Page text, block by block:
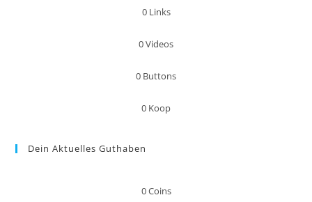
0 Links
0Videos
0 Buttons
0 Koop
Dein Aktuelles Guthaben
0Coins